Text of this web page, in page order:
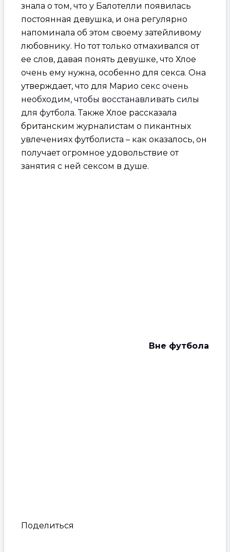
знала о том, что у Балотелли появилась
постоянная девушка, и она регулярно
напоминала об этом своему затейливому
любовнику. Но тот только отмахивался от
ее слов, давая понять девушке, что Хлое
очень ему нужна, особенно для секса. Она
утверждает, что для Марио секс очень
необходим, чтобы восстанавливать силы
для футбола. Также Хлое рассказала
британским журналистам о пикантных
увлечениях футболиста – как оказалось, он
получает огромное удовольствие от
занятия с ней сексом в душе.
Вне футбола
Поделиться